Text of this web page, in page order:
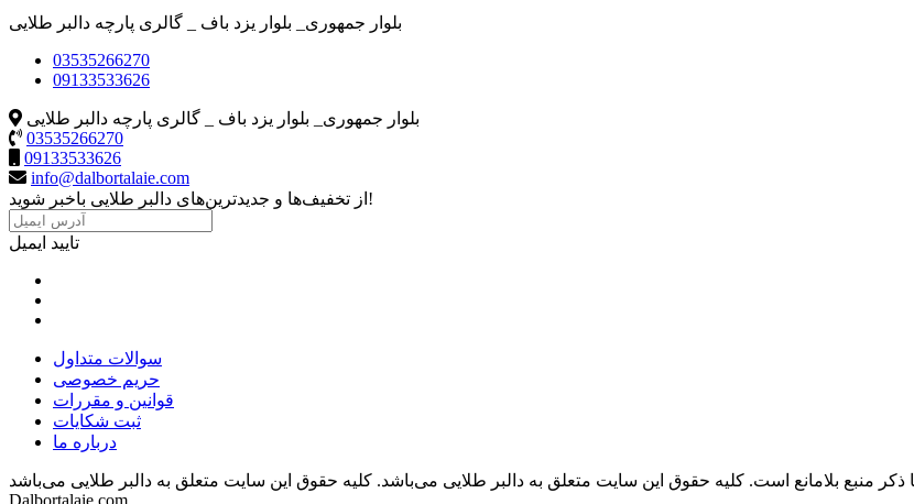
بلوار جمهوری_ بلوار یزد باف _ گالری پارچه دالبر طلایی
03535266270
09133533626
بلوار جمهوری_ بلوار یزد باف _ گالری پارچه دالبر طلایی
03535266270
09133533626
info@dalbortalaie.com
از تخفیف‌ها و جدیدترین‌های دالبر طلایی باخبر شوید!
تایید ایمیل
سوالات متداول
حریم خصوصی
قوانین و مقررات
ثبت شکایات
درباره ما
منبع بلامانع است. کليه حقوق اين سايت متعلق به دالبر طلایی می‌باشد.
Dalbortalaie.com